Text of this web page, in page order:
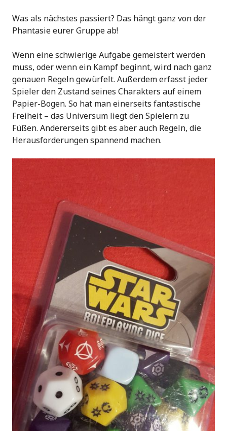
Was als nächstes passiert? Das hängt ganz von der
Phantasie eurer Gruppe ab!
Wenn eine schwierige Aufgabe gemeistert werden
muss, oder wenn ein Kampf beginnt, wird nach ganz
genauen Regeln gewürfelt. Außerdem erfasst jeder
Spieler den Zustand seines Charakters auf einem
Papier-Bogen. So hat man einerseits fantastische
Freiheit – das Universum liegt den Spielern zu
Füßen. Andererseits gibt es aber auch Regeln, die
Herausforderungen spannend machen.